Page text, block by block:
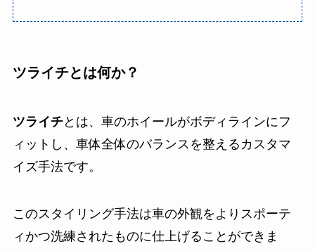
ツライチとは何か？
ツライチとは、車のホイールがボディラインにフ
ィットし、車体全体のバランスを整えるカスタマ
イズ手法です。
このスタイリング手法は車の外観をよりスポーテ
ィかつ洗練されたものに仕上げることができま